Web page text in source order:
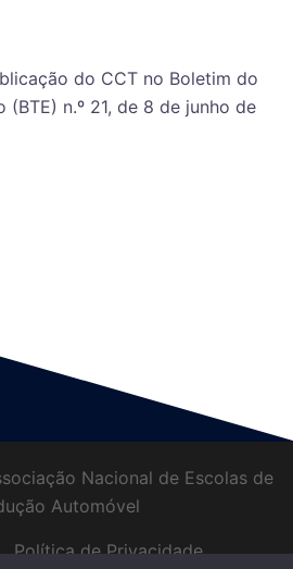
do CCT no Boletim do
(BTE) n.º 21, de 8 de junho de
Nacional de Escolas de
Automóvel
Política de Privacidade